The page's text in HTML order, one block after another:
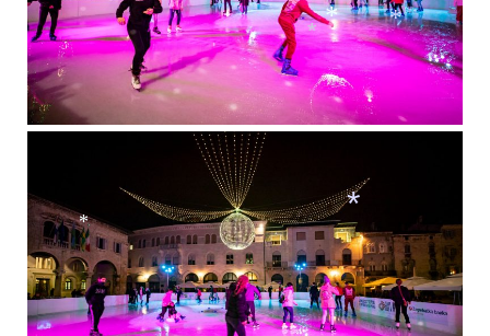
*
*
*
*
*
*